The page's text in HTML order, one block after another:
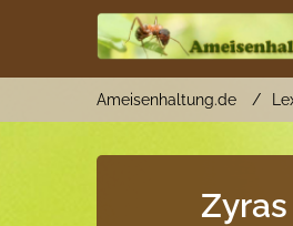
Ameisenhaltung.de